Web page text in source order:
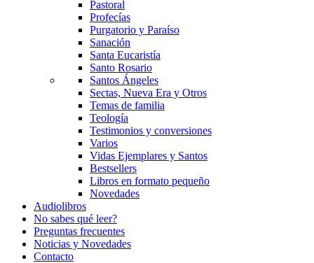
Pastoral
Profecías
Purgatorio y Paraíso
Sanación
Santa Eucaristía
Santo Rosario
Santos Ángeles
Sectas, Nueva Era y Otros
Temas de familia
Teología
Testimonios y conversiones
Varios
Vidas Ejemplares y Santos
Bestsellers
Libros en formato pequeño
Novedades
Audiolibros
No sabes qué leer?
Preguntas frecuentes
Noticias y Novedades
Contacto